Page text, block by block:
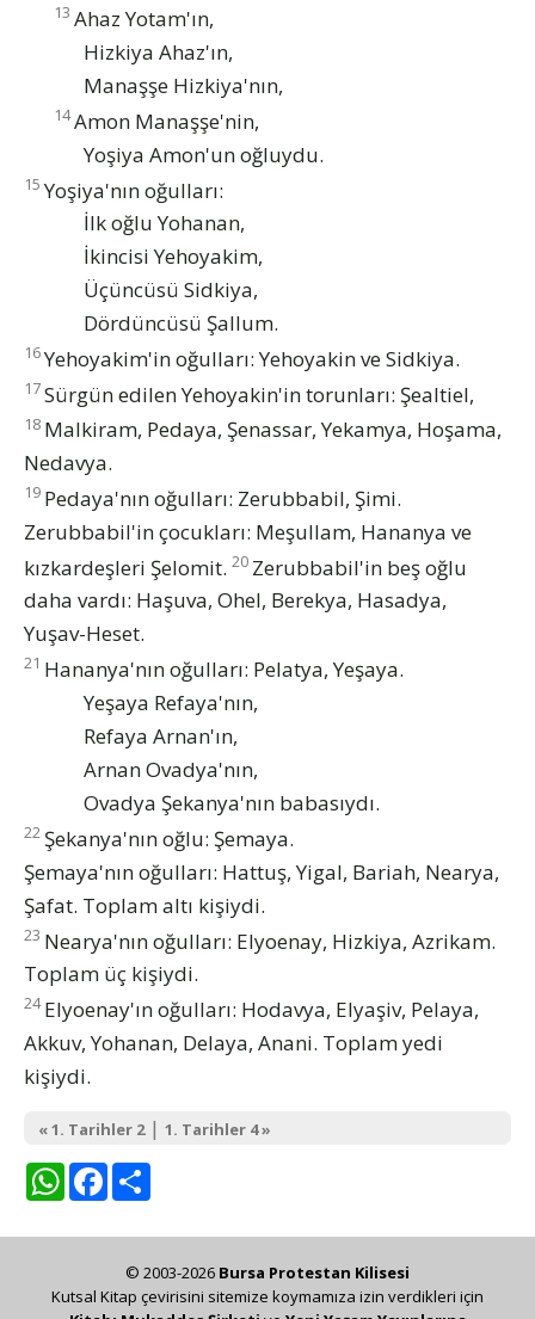
13 Ahaz Yotam'ın,
Hizkiya Ahaz'ın,
Manaşşe Hizkiya'nın,
14Amon Manaşşe'nin,
Yoşiya Amon'un oğluydu.
15 Yoşiya'nın oğulları:
İlk oğlu Yohanan,
İkincisi Yehoyakim,
Üçüncüsü Sidkiya,
Dördüncüsü Şallum.
16Yehoyakim'in oğulları: Yehoyakin ve Sidkiya.
17Sürgün edilen Yehoyakin'in torunları: Şealtiel,
18 Malkiram, Pedaya, Şenassar, Yekamya, Hoşama,
Nedavya.
19 Pedaya'nın oğulları: Zerubbabil, Şimi.
Zerubbabil'in çocukları: Meşullam, Hananya ve
kızkardeşleri Şelomit. 20 Zerubbabil'in beş oğlu
daha vardı: Haşuva, Ohel, Berekya, Hasadya,
Yuşav-Heset.
21 Hananya'nın oğulları: Pelatya, Yeşaya.
Yeşaya Refaya'nın,
Refaya Arnan'ın,
Arnan Ovadya'nın,
Ovadya Şekanya'nın babasıydı.
22 Şekanya'nın oğlu: Şemaya.
Şemaya'nın oğulları: Hattuş, Yigal, Bariah, Nearya,
Şafat. Toplam altı kişiydi.
23 Nearya'nın oğulları: Elyoenay, Hizkiya, Azrikam.
Toplam üç kişiydi.
24 Elyoenay'ın oğulları: Hodavya, Elyaşiv, Pelaya,
Akkuv, Yohanan, Delaya, Anani. Toplam yedi
kişiydi.
« 1. Tarihler 2| 1. Tarihler 4 »
WhatsAppFacebook
© 2003-2026 Bursa Protestan Kilisesi
Kutsal Kitap çevirisini sitemize koymamıza izin verdikleri için